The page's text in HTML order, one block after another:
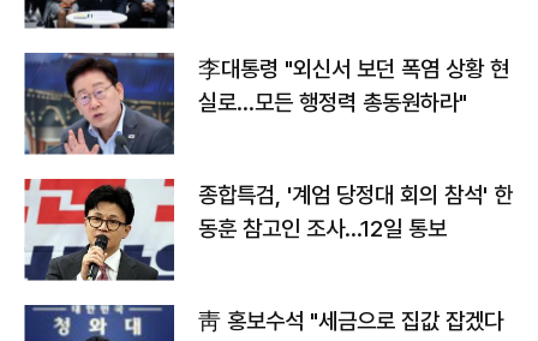
李대통령 "외신서 보던 폭염 상황 현
실로…모든 행정력 총동원하라"
종합특검, '계엄 당정대 회의 참석' 한
동훈 참고인 조사...12일 통보
靑 홍보수석 "세금으로 집값 잡겠다